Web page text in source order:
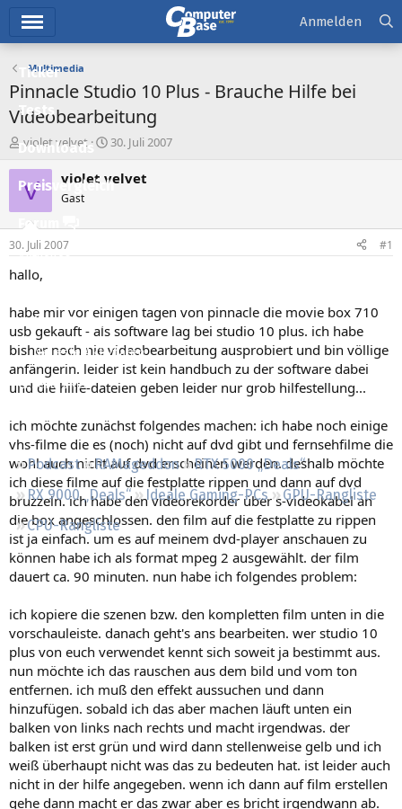
Ticker
Tests
Downloads
Preisvergleich
Forum
Aktuelles
Neue Beiträge
Neueste Aktivitäten
Leserartikel
Podcast RAMageddon
RTX 5000 „Deals“
RX 9000 „Deals“
Ideale Gaming-PCs
GPU-Rangliste
CPU-Rangliste
Anmelden
Multimedia
Pinnacle Studio 10 Plus - Brauche Hilfe bei
Videobearbeitung
E
r
s
t
e
r
violet velvet
E
s
t
30. Juli 2007
V violet velvet
Gast
30. Juli 2007 #1
hallo,
habe mir vor einigen tagen von pinnacle die movie box 710
usb gekauft - als software lag bei studio 10 plus. ich habe
bisher noch nie videobearbeitung ausprobiert und bin völlige
anfängerin. leider ist kein handbuch zu der software dabei
und die hilfe-dateien geben leider nur grob hilfestellung...
ich möchte zunächst folgendes machen: ich habe noch einige
vhs-filme die es (noch) nicht auf dvd gibt und fernsehfilme die
wohl auch nicht auf dvd erscheinen werden. deshalb möchte
ich diese filme auf die festplatte rippen und dann auf dvd
bruzzeln. ich habe den videorekorder über s-videokabel an
die box angeschlossen. den film auf die festplatte zu rippen
ist ja einfach. um es auf meinem dvd-player anschauen zu
können habe ich als format mpeg 2 ausgewählt. der film
dauert ca. 90 minuten. nun habe ich folgendes problem:
ich kopiere die szenen bzw. den kompletten film unten in die
vorschauleiste. danach geht's ans bearbeiten. wer studio 10
plus von euch verwendet kennt sich soweit ja bestimmt aus.
nun möchte ich das rauschen aus dem bild und vom ton
entfernen. ich muß den effekt aussuchen und dann
hinzufügen. sobald ich das aber machen läuft unten ein
balken von links nach rechts und macht irgendwas. der
balken ist erst grün und wird dann stellenweise gelb und ich
weiß überhaupt nicht was das zu bedeuten hat. ist leider auch
nicht in der hilfe angegeben. wenn ich dann auf film erstellen
gehe dann macht er das zwar aber es bricht irgendwann ab.